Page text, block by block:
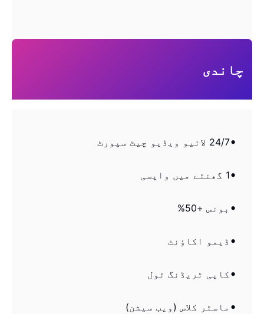
چاندی
24/7 لائیو ویڈیو چیٹ سپورٹ
1 گھنٹے میں واپسی
بونس +50%
ڈیمو اکاؤنٹ
کاپی ٹریڈنگ ٹول
ماسٹر کلاس (ویب سیشن)